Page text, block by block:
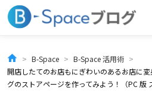
コ
テ
ン
B-Space
B-Space 活用術
開店したてのお店もにぎわいのあるお店に
グのストアページを作ってみよう！（PC 版